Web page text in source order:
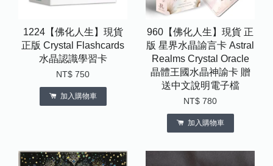
1224【佛化人生】現貨
正版 Crystal Flashcards
水晶認識學習卡
NT$ 750
加入購物車
960【佛化人生】現貨 正
版 星界水晶諭言卡 Astral
Realms Crystal Oracle
晶體王國水晶神諭卡 贈
送中文說明電子檔
NT$ 780
加入購物車